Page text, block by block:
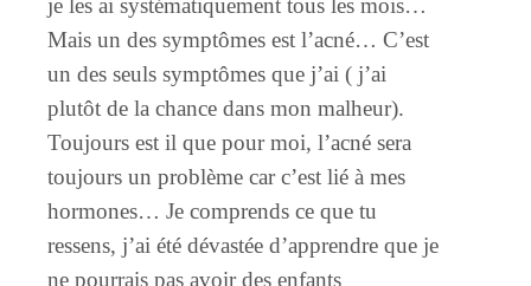
je les ai systématiquement tous les mois…
Mais un des symptômes est l’acné… C’est
un des seuls symptômes que j’ai ( j’ai
plutôt de la chance dans mon malheur).
Toujours est il que pour moi, l’acné sera
toujours un problème car c’est lié à mes
hormones… Je comprends ce que tu
ressens, j’ai été dévastée d’apprendre que je
ne pourrais pas avoir des enfants